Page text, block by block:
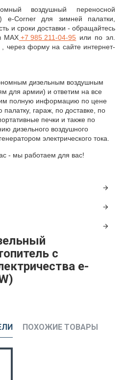
воздушный переносной
e-Corner для зимней палатки,
и сроки доставки - обращайтесь
MAX +7 985 211-04-95 или по эл.
, через форму на сайте интернет-
дизельным воздушным
для армии) и ответим на все
полную информацию по цене
гараж, по доставке, по
печки и также по
дизельного воздушного
электрического тока.
- мы работаем для вас!
с
e-
ПОХОЖИЕ ТОВАРЫ